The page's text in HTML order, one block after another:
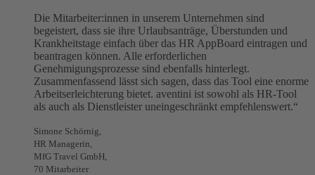
Die Mitarbeiter:innen in unserem Unternehmen sind
begeistert, dass sie ihre Urlaubsanträge, Überstunden und
Krankheitstage einfach über das HR AppBoard eintragen und
beantragen können. Alle erforderlichen
Genehmigungsprozesse sind ebenfalls hinterlegt.
Zusammenfassend lässt sich sagen, dass das Tool eine enorme
Arbeitserleichterung bietet. aventini ist sowohl als HR-Tool
als auch als Dienstleister uneingeschränkt empfehlenswert.“
Simone Schörnig,
HR Managerin,
MfG Travel GmbH,
70 Mitarbeiter